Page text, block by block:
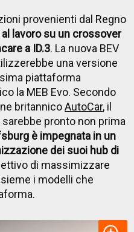
provenienti dal Regno
lavoro su un crossover
a ID.3. La nuova BEV
una versione
piattaforma
la MEB Evo. Secondo
britannicoAutoCar, il
pronto non prima
è impegnata in un
dei suoi hub di
di massimizzare
i modelli che